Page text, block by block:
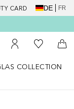
CARD DE FR
Storefinder
Zu Meinem
Zu Meiner
COLLECTION